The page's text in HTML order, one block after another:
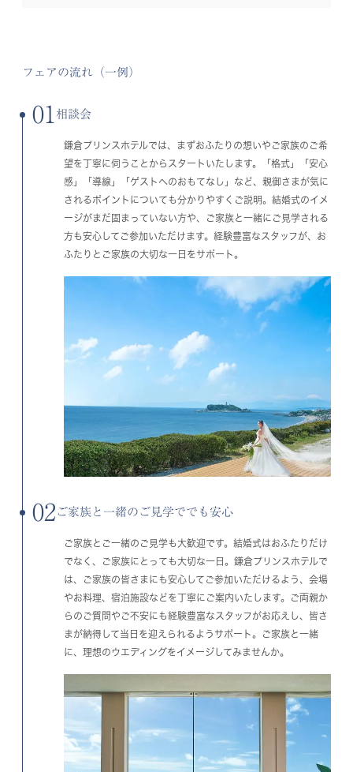
フェアの流れ（一例）
01 相談会
鎌倉プリンスホテルでは、まずおふたりの想いやご家族のご希
望を丁寧に伺うことからスタートいたします。「格式」「安心
感」「導線」「ゲストへのおもてなし」など、親御さまが気に
されるポイントについても分かりやすくご説明。結婚式のイメ
ージがまだ固まっていない方や、ご家族と一緒にご見学される
方も安心してご参加いただけます。経験豊富なスタッフが、お
ふたりとご家族の大切な一日をサポート。
02 ご家族と一緒のご見学ででも安心
ご家族とご一緒のご見学も大歓迎です。結婚式はおふたりだけ
でなく、ご家族にとっても大切な一日。鎌倉プリンスホテルで
は、ご家族の皆さまにも安心してご参加いただけるよう、会場
やお料理、宿泊施設などを丁寧にご案内いたします。ご両親か
らのご質問やご不安にも経験豊富なスタッフがお応えし、皆さ
まが納得して当日を迎えられるようサポート。ご家族と一緒
に、理想のウエディングをイメージしてみませんか。